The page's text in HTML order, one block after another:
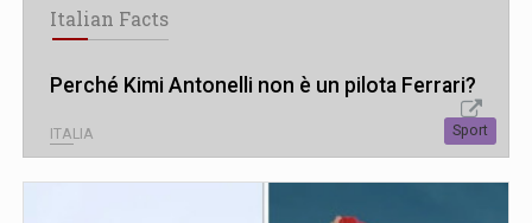
Italian Facts
Perché Kimi Antonelli non è un pilota Ferrari?
ITALIA Sport